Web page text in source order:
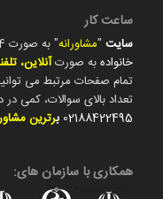
ساعت کار
سایت"مشاورانه" به صورت 24 ساعته در زمینه های
خانوادهبه صورتآنلاین،
تمام صفحات مرتبط می
تعداد بالای سوالات، کمی
02188422495 برترین
همکاری با سازمان های: